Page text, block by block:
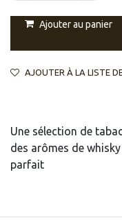
Ajouter au panier
AJOUTER À LA LISTE
Une sélection de
des arômes de
parfait